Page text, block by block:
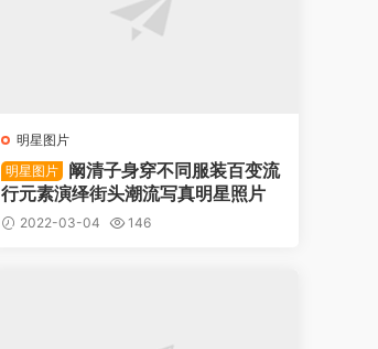
明星图片
明星图片
阚清子身穿不同服装百变流
行元素演绎街头潮流写真明星照片
2022-03-04 146